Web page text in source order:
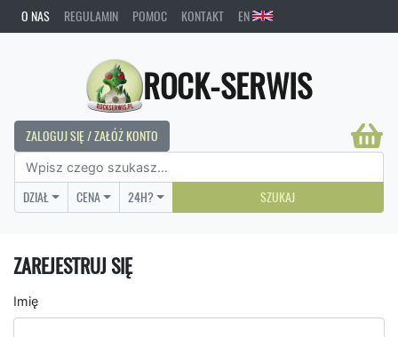
O NAS REGULAMIN POMOC KONTAKT EN
ROCK-SERWIS
ZALOGUJ SIĘ / ZAŁÓŻ KONTO
DZIAŁ CENA 24H? SZUKAJ
ZAREJESTRUJ SIĘ
Imię